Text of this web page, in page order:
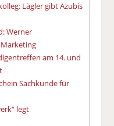
Lägler gibt Azubis
Werner
am 14. und
Sachkunde für
legt